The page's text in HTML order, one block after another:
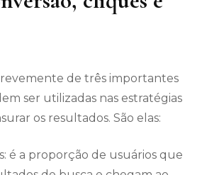
de três importantes
ser utilizadas nas estratégias
os resultados. São elas:
é a proporção de usuários que